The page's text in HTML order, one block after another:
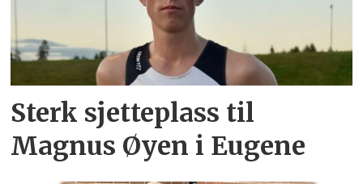
Sterk sjetteplass til
Magnus Øyen i Eugene